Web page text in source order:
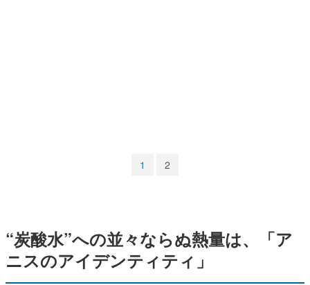
1 2
“炭酸水”への並々ならぬ熱量は、「ア
ニスのアイデンティティ」